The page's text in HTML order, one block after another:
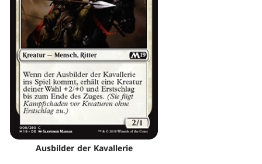
Ausbilder der Kavallerie